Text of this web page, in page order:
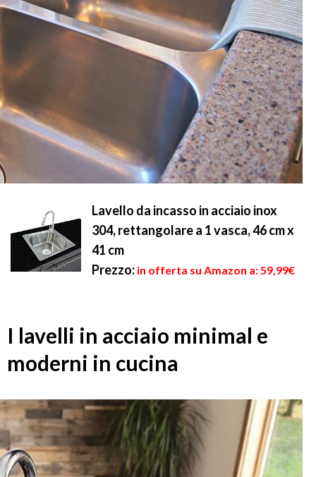
Lavello da incasso in acciaio inox
304, rettangolare a 1 vasca, 46 cm x
41 cm
Prezzo: in offerta su Amazon a: 59,99€
I lavelli in acciaio minimal e
moderni in cucina